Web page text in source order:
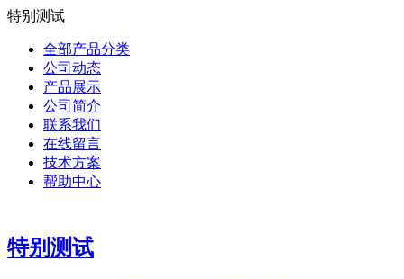
特别测试
全部产品分类
公司动态
产品展示
公司简介
联系我们
在线留言
技术方案
帮助中心
特别测试